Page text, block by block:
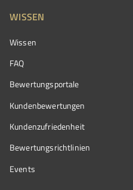
WISSEN
Wissen
FAQ
Bewertungsportale
Kundenbewertungen
Kundenzufriedenheit
Bewertungs­richtlinien
Events